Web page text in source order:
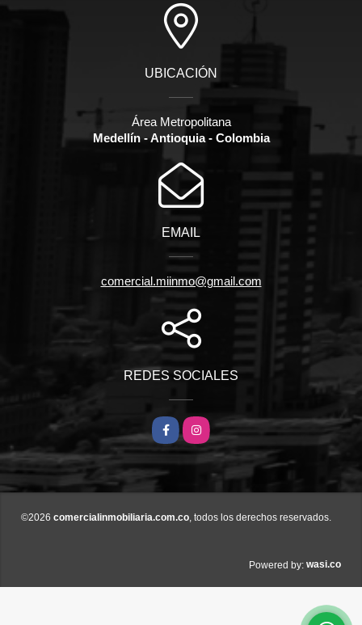
UBICACIÓN
Área Metropolitana
Medellín - Antioquia - Colombia
EMAIL
comercial.miinmo@gmail.com
REDES SOCIALES
FacebookInstagram
©2026 comercialinmobiliaria.com.co, todos los derechos reservados.
Powered by: wasi.co